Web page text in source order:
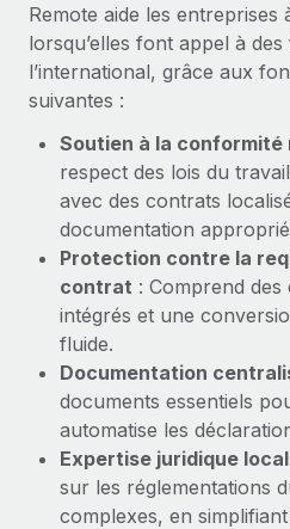
Remote Watchtower
Gardez un temps d’avance
matière de conformité
Achetez et suivez vos
dans le monde entier
Création d’entité
Établissez des entités
conformité
Mobilité et
Organisez facilement le
employés
Avantages sociaux
Gérez facilement les
Comment Weaviate, l'as
ses effectifs de 120 %
Weaviate en bref Weaviate crée
source et AI-first. Sa mission est...
En savoir plus
Intégration Remote x
l’international, le
plateforme
Impact Les clients BambooHR
embaucher et gérer les
En savoir plus
BLOG
Paie multipays
EOR et PEO
Gestion des freelances
Taxes
Explorer le blog
BLOG
Mises à jour des produits
Intégrations Gusto et
freelances Plus
Remote a toujours pour
toute taille à embaucher, gérer
Remote aide les
lorsqu’elles font appel à
l’international, grâce aux
suivantes :
Soutien à la conformité
respect des lois du
avec des contrats
documentation
Protection contre la
contrat : Comprend
intégrés et une
fluide.
Documentation
documents essentiels
automatise les
Expertise juridique
sur les réglementations
complexes, en